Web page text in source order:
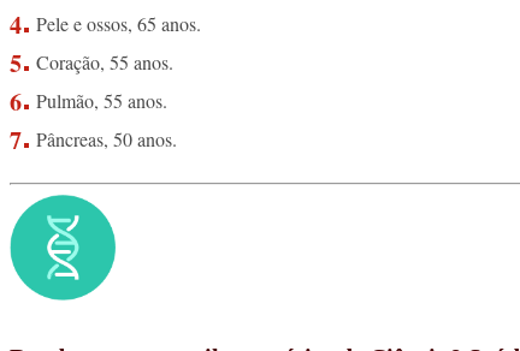
Pele e ossos, 65 anos.
Coração, 55 anos.
Pulmão, 55 anos.
Pâncreas, 50 anos.